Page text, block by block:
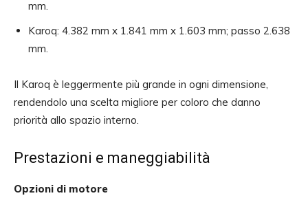
mm.
Karoq: 4.382 mm x 1.841 mm x 1.603 mm; passo 2.638
mm.
Il Karoq è leggermente più grande in ogni dimensione,
rendendolo una scelta migliore per coloro che danno
priorità allo spazio interno.
Prestazioni e maneggiabilità
Opzioni di motore